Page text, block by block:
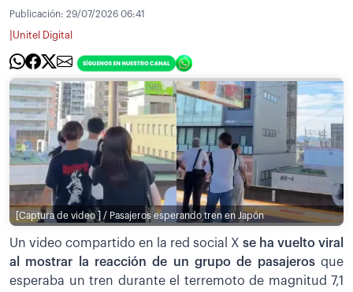
Publicación: 29/07/2026 06:41
Unitel Digital
[Captura de video ] / Pasajeros esperando tren en Japón
Un video compartido en la red social X se ha vuelto viral
al mostrar la reacción de un grupo de pasajerosque
esperaba un tren durante el terremoto de magnitud 7,1